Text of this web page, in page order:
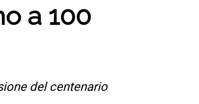
a 100
del centenario